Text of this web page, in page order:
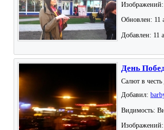
Обновлен: 11
Добавлен: 11
День
Салют в
Добавил:
Видимость: